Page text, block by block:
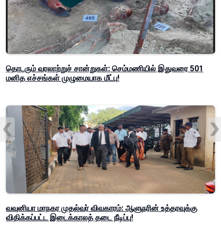
தொடரும் வரலாற்றுச் சான்றுகள்: செம்மணியில் இதுவரை 501
மனித எச்சங்கள் முழுமையாக மீட்பு!
வவுனியா மாநகர முதல்வர் விவகாரம்: ஆளுநரின் உத்தரவுக்கு
விதிக்கப்பட்ட இடைக்காலத் தடை நீடிப்பு!